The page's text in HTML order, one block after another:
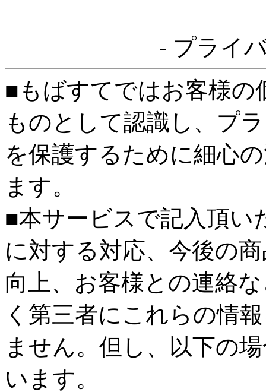
- プライ
■もばすてではお客様の
ものとして認識し、プ
を保護するために細心
ます。
■本サービスで記入頂い
に対する対応、今後の
向上、お客様との連絡
く第三者にこれらの情
ません。但し、以下の
います。